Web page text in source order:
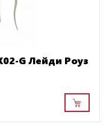
G Лейди Роуз